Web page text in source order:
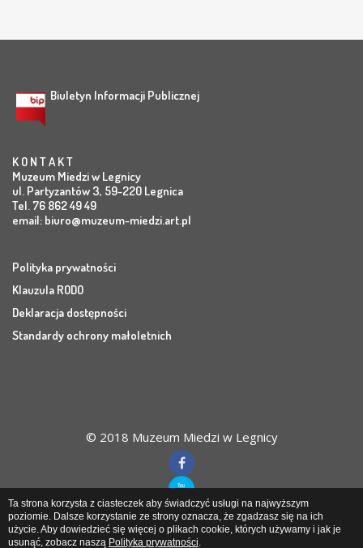
Biuletyn Informacji Publicznej
K O N T A K T
Muzeum Miedzi w Legnicy
ul. Partyzantów 3, 59-220 Legnica
Tel. 76 862 49 49
email: biuro@muzeum-miedzi.art.pl
Polityka prywatności
Klauzula RODO
Deklaracja dostępności
Standardy ochrony małoletnich
© 2018 Muzeum Miedzi w Legnicy
Muzeum Miedziw Legnicy
Ta strona korzysta z ciasteczek aby świadczyć usługi na najwyższym
poziomie. Dalsze korzystanie ze strony oznacza, że zgadzasz się na ich
użycie. Aby dowiedzieć się więcej o plikach cookie, których używamy i jak je
usunąć, zobacz naszą Polityka prywatności.